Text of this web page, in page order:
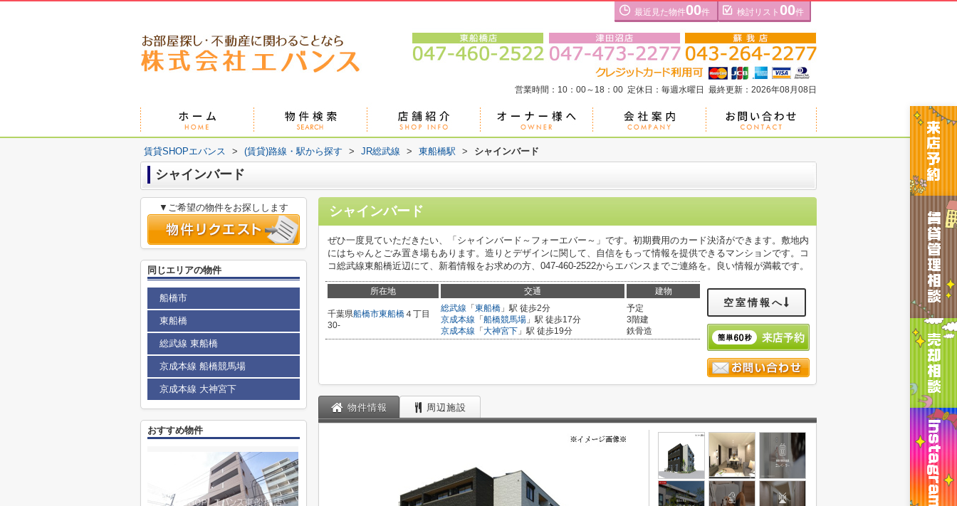
最近見た物件00件 検討リスト 00件
営業時間：10：00～18：00 定休日：毎週水曜日 最終更新：2026年08月08日
賃貸SHOPエバンス > (賃貸)路線・駅から探す > JR総武線 > 東船橋駅 > シャインバード
シャインバード
シャインバード
ぜひ一度見ていただきたい、「シャインバード～フォーエバー～」です。初期費用のカード決済ができます。敷地内
にはちゃんとごみ置き場もあります。造りとデザインに関して、自信をもって情報を提供できるマンションです。コ
コ総武線東船橋近辺にて、新着情報をお求めの方、047-460-2522からエバンスまでご連絡を。良い情報が満載です。
所在地 交通 建物
千葉県船橋市東船橋４丁目
30-
総武線 「 東船橋 」駅 徒歩2分
京成本線 「 船橋競馬場 」駅 徒歩17分
京成本線 「 大神宮下 」駅 徒歩19分
予定
3階建
鉄骨造
空室情報へ
物件情報 周辺施設
▼ご希望の物件をお探しします
同じエリアの物件
船橋市
東船橋
総武線 東船橋
京成本線 船橋競馬場
京成本線 大神宮下
おすすめ物件